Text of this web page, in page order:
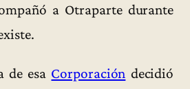
a Otraparte durante
de esa Corporación decidió